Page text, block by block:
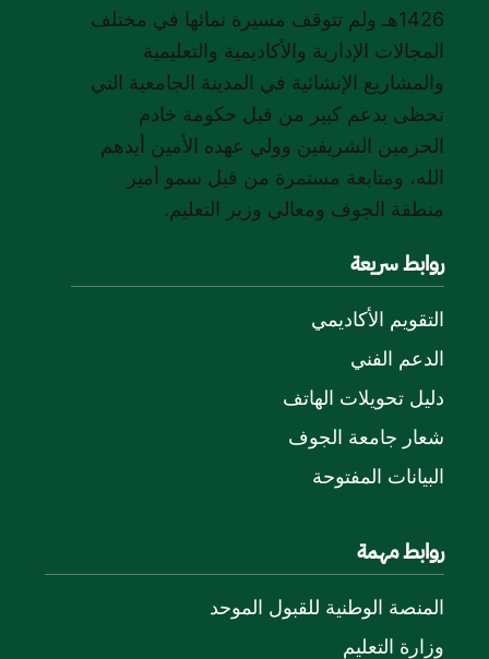
1426هـ ولم تتوقف مسيرة نمائها في مختلف
المجالات الإدارية والأكاديمية والتعليمية
والمشاريع الإنشائية في المدينة الجامعية التي
تحظى بدعم كبير من قبل حكومة خادم
الحرمين الشريفين وولي عهده الأمين أيدهم
الله، ومتابعة مستمرة من قبل سمو أمير
منطقة الجوف ومعالي وزير التعليم.
روابط سريعة
التقويم الأكاديمي
الدعم الفني
دليل تحويلات الهاتف
شعار جامعة الجوف
البيانات المفتوحة
روابط مهمة
المنصة الوطنية للقبول الموحد
وزارة التعليم